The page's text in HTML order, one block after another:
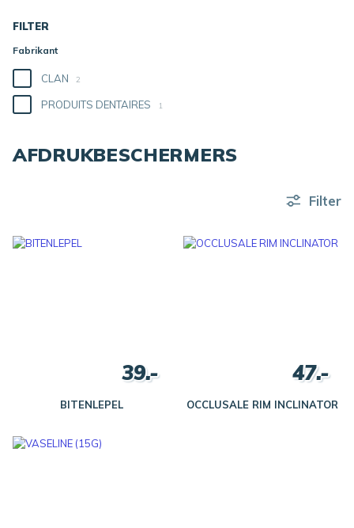
FILTER
Fabrikant
CLAN 2
PRODUITS DENTAIRES 1
AFDRUKBESCHERMERS
Filter
BITENLEPEL
39.-
OCCLUSALE RIM INCLINATOR
47.-